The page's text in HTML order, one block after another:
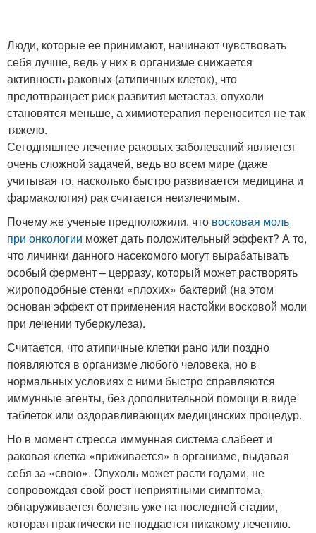
Люди, которые ее принимают, начинают чувствовать
себя лучше, ведь у них в организме снижается
активность раковых (атипичных клеток), что
предотвращает риск развития метастаз, опухоли
становятся меньше, а химиотерапия переносится не так
тяжело.
Сегодняшнее лечение раковых заболеваний является
очень сложной задачей, ведь во всем мире (даже
учитывая то, насколько быстро развивается медицина и
фармакология) рак считается неизлечимым.
Почему же ученые предположили, что восковая моль
при онкологии может дать положительный эффект? А то,
что личинки данного насекомого могут вырабатывать
особый фермент – церразу, который может растворять
жироподобные стенки «плохих» бактерий (на этом
основан эффект от применения настойки восковой моли
при лечении туберкулеза).
Считается, что атипичные клетки рано или поздно
появляются в организме любого человека, но в
нормальных условиях с ними быстро справляются
иммунные агенты, без дополнительной помощи в виде
таблеток или оздоравливающих медицинских процедур.
Но в момент стресса иммунная система слабеет и
раковая клетка «приживается» в организме, выдавая
себя за «свою». Опухоль может расти годами, не
сопровождая свой рост неприятными симптома,
обнаруживается болезнь уже на последней стадии,
которая практически не поддается никакому лечению.